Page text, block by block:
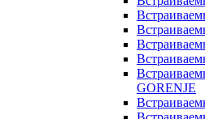
GORENJE